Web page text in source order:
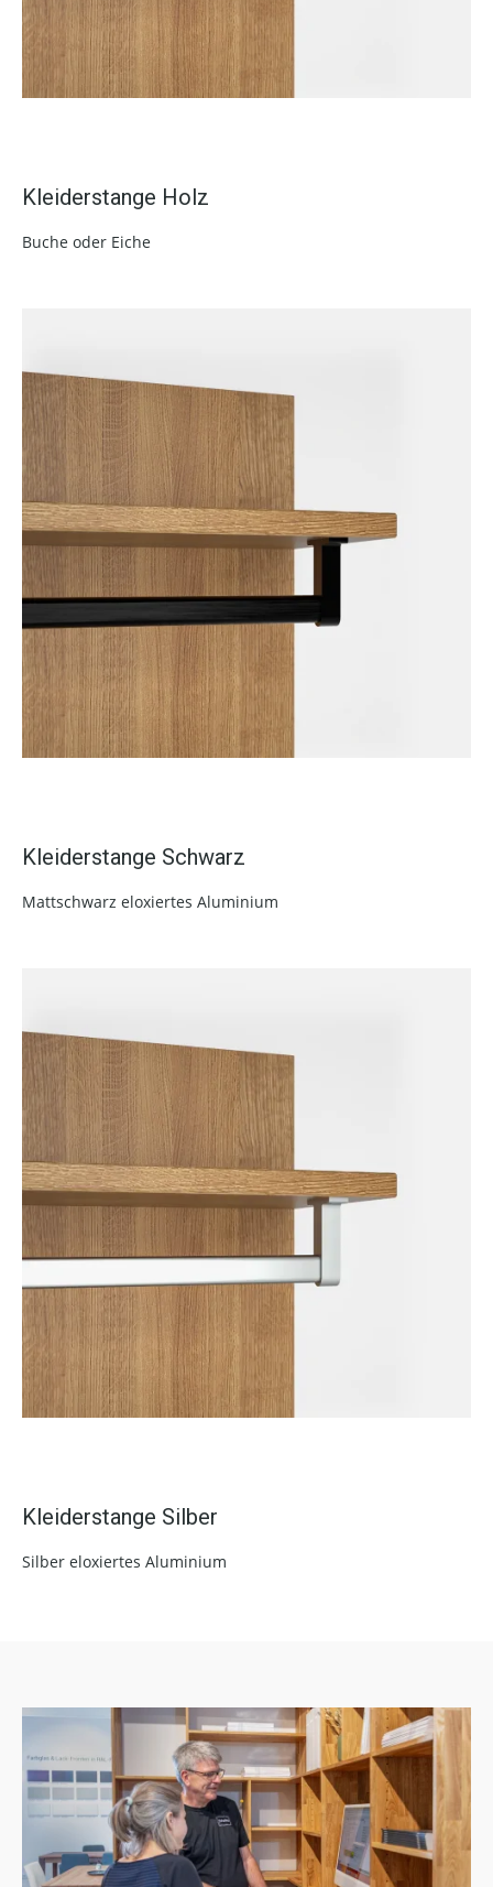
Kleiderstange Holz
Buche oder Eiche
Kleiderstange Schwarz
Mattschwarz eloxiertes Aluminium
Kleiderstange Silber
Silber eloxiertes Aluminium